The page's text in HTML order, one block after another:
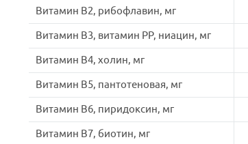
Витамин B2, рибофлавин, мг
Витамин B3, витамин PP, ниацин, мг
Витамин B4, холин, мг
Витамин B5, пантотеновая, мг
Витамин B6, пиридоксин, мг
Витамин B7, биотин, мг